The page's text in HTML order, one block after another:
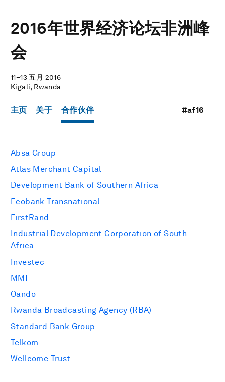
2016年世界经济论坛非洲峰
会
11–13 五月 2016
Kigali, Rwanda
主页 关于 合作伙伴 #af16
Absa Group
Atlas Merchant Capital
Development Bank of Southern Africa
Ecobank Transnational
FirstRand
Industrial Development Corporation of South
Africa
Investec
MMI
Oando
Rwanda Broadcasting Agency (RBA)
Standard Bank Group
Telkom
Wellcome Trust